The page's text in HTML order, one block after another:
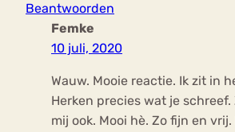
Beantwoorden
Femke
10 juli, 2020
Wauw. Mooie reactie. Ik zit in
Herken precies wat je
mij ook. Mooi hè. Zo fijn en